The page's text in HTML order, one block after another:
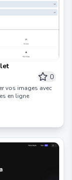
0
vos images avec
en ligne